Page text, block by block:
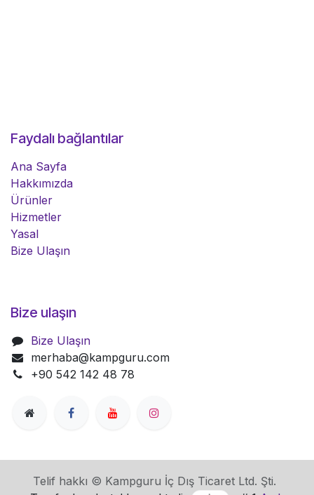
Faydalı bağlantılar
Ana Sayfa
Hakkımızda
Ürünler
Hizmetler
Yasal
Bize Ulaşın
Bize ulaşın
Bize Ulaşın
merhaba@kampguru.com
+90 542 142 48 78
Telif hakkı © Kampguru İç Dış Ticaret Ltd. Şti.